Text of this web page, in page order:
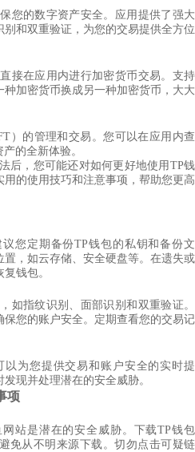
您的数字资产安全。应用提供了强大
和双重验证，为您的交易提供全方位
接在应用内进行加密货币交易。支持
加密货币换成另一种加密货币，大大
）的管理和交易。您可以在应用内查
的全新体验。
后，您可能还对如何更好地使用TP钱
的使用技巧和注意事项，帮助您更高
您定期备份TP钱包的私钥和备份文
，如云存储、安全硬盘等。在遗失或
钱包。
如指纹识别、面部识别和双重验证。
您的账户安全。定期查看您的交易记
为您提供交易和账户安全的实时提
现并处理潜在的安全威胁。
项
站是潜在的安全威胁。下载TP钱包
免从不明来源下载。切勿点击可疑链